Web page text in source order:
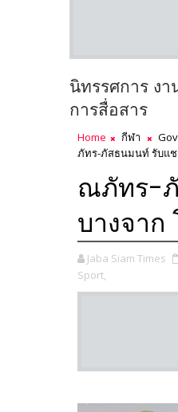
นิทรรศการ ง
การสื่อสาร
Home กีฬา
ภัทร-ภัสธนมนท์ รับแช
ณภัทร-ภั
บางจาก
Jaba Siam Times
Sport,